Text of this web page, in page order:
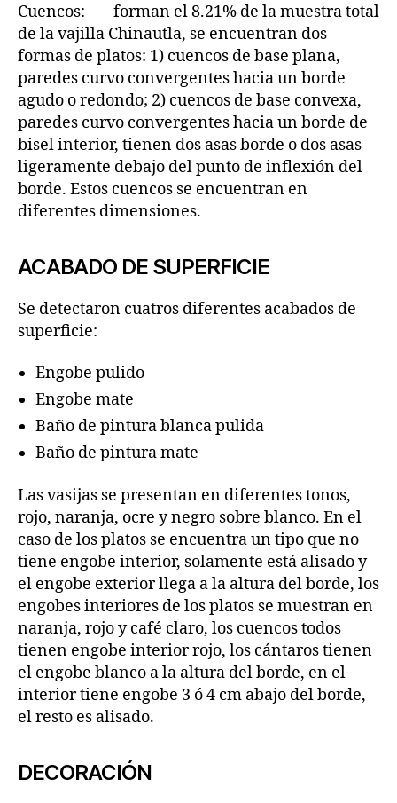
Cuencos: forman el 8.21% de la muestra total
de la vajilla Chinautla, se encuentran dos
formas de platos: 1) cuencos de base plana,
paredes curvo convergentes hacia un borde
agudo o redondo; 2) cuencos de base convexa,
paredes curvo convergentes hacia un borde de
bisel interior, tienen dos asas borde o dos asas
ligeramente debajo del punto de inflexión del
borde. Estos cuencos se encuentran en
diferentes dimensiones.
ACABADO DE SUPERFICIE
Se detectaron cuatros diferentes acabados de
superficie:
Engobe pulido
Engobe mate
Baño de pintura blanca pulida
Baño de pintura mate
Las vasijas se presentan en diferentes tonos,
rojo, naranja, ocre y negro sobre blanco. En el
caso de los platos se encuentra un tipo que no
tiene engobe interior, solamente está alisado y
el engobe exterior llega a la altura del borde, los
engobes interiores de los platos se muestran en
naranja, rojo y café claro, los cuencos todos
tienen engobe interior rojo, los cántaros tienen
el engobe blanco a la altura del borde, en el
interior tiene engobe 3 ó 4 cm abajo del borde,
el resto es alisado.
DECORACIÓN